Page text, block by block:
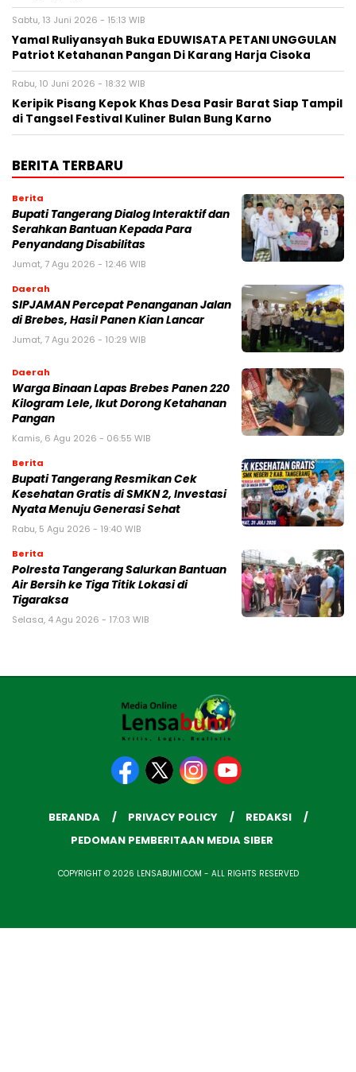
Sabtu, 13 Juni 2026 - 15:13 WIB
Yamal Ruliyansyah Buka EDUWISATA PETANI UNGGULAN
Patriot Ketahanan Pangan Di Karang Harja Cisoka
Rabu, 10 Juni 2026 - 18:32 WIB
Keripik Pisang Kepok Khas Desa Pasir Barat Siap Tampil
di Tangsel Festival Kuliner Bulan Bung Karno
BERITA TERBARU
Berita
Bupati Tangerang Dialog Interaktif dan
Serahkan Bantuan Kepada Para
Penyandang Disabilitas
Jumat, 7 Agu 2026 - 12:46 WIB
Daerah
SIPJAMAN Percepat Penanganan Jalan
di Brebes, Hasil Panen Kian Lancar
Jumat, 7 Agu 2026 - 10:29 WIB
Daerah
Warga Binaan Lapas Brebes Panen 220
Kilogram Lele, Ikut Dorong Ketahanan
Pangan
Kamis, 6 Agu 2026 - 06:55 WIB
Berita
‎Bupati Tangerang Resmikan Cek
Kesehatan Gratis di SMKN 2, Investasi
Nyata Menuju Generasi Sehat
Rabu, 5 Agu 2026 - 19:40 WIB
Berita
Polresta Tangerang Salurkan Bantuan
Air Bersih ke Tiga Titik Lokasi di
Tigaraksa
Selasa, 4 Agu 2026 - 17:03 WIB
BERANDA PRIVACY POLICY
REDAKSI
PEDOMAN PEMBERITAAN MEDIA SIBER
COPYRIGHT © 2026 LENSABUMI.COM - ALL RIGHTS RESERVED